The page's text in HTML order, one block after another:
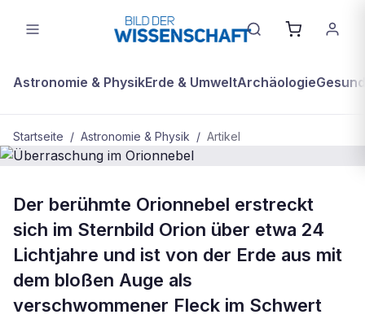
Astronomie & PhysikErde & UmweltArchäologie
Startseite / Astronomie & Physik / Artikel
Überraschung im Orionnebel
Der berühmte Orionnebel erstreckt
sich im Sternbild Orion über etwa 24
Lichtjahre und ist von der Erde aus mit
dem bloßen Auge als
verschwommener Fleck im Schwert